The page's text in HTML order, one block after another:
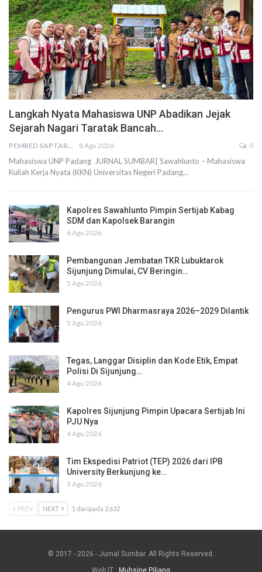
Langkah Nyata Mahasiswa UNP Abadikan Jejak
Sejarah Nagari Taratak Bancah…
PEMRED SAPTARIUS 8 Agu 2026 0
Mahasiswa UNP Padang JURNAL SUMBAR| Sawahlunto – Mahasiswa
Kuliah Kerja Nyata (KKN) Universitas Negeri Padang…
Kapolres Sawahlunto Pimpin Sertijab Kabag
SDM dan Kapolsek Barangin
6 Agu 2026
Pembangunan Jembatan TKR Lubuktarok
Sijunjung Dimulai, CV Beringin…
5 Agu 2026
Pengurus PWI Dharmasraya 2026–2029 Dilantik
5 Agu 2026
Tegas, Langgar Disiplin dan Kode Etik, Empat
Polisi Di Sijunjung…
4 Agu 2026
Kapolres Sijunjung Pimpin Upacara Sertijab Ini
PJU Nya
4 Agu 2026
Tim Ekspedisi Patriot (TEP) 2026 dari IPB
University Berkunjung ke…
3 Agu 2026
PREV NEXT 1 daripada 2,632
© 2017 - 2026 - Jurnal Sumbar. All Rights Reserved.
Web IT : Muhsine Piliang